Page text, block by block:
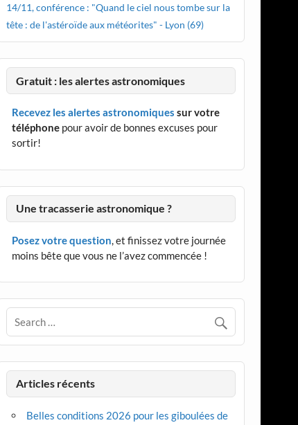
14/11, conférence : "Quand le ciel nous tombe sur la
tête : de l'astéroïde aux météorites" - Lyon (69)
Gratuit : les alertes astronomiques
Recevez les alertes astronomiques sur votre
téléphonepour avoir de bonnes excuses pour
sortir!
Une tracasserie astronomique ?
Posez votre question, et finissez votre journée
moins bête que vous ne l’avez commencée !
Articles récents
Belles conditions 2026 pour les giboulées de